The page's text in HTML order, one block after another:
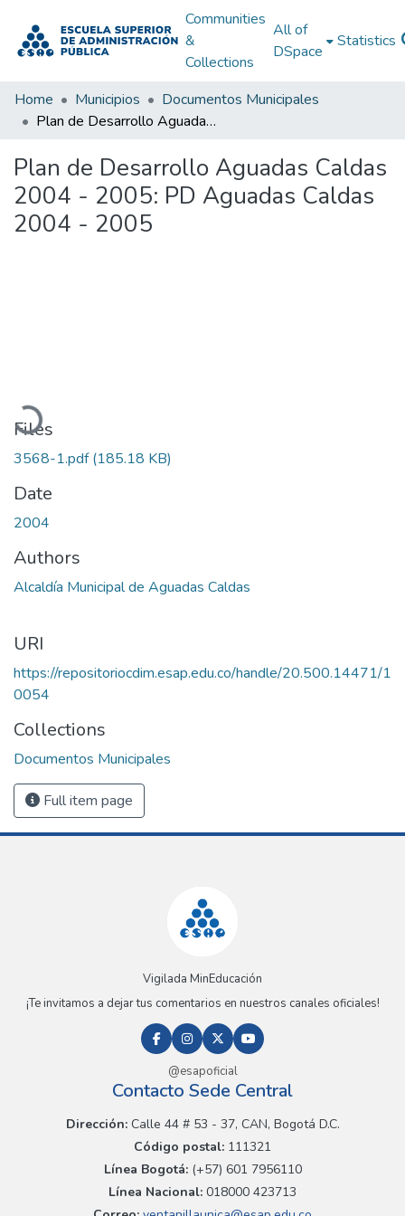
Communities
&
Collections
All of
DSpace
Statistics
Home Municipios
Documentos Municipales
Plan de Desarrollo Aguadas Caldas 2004 - 2005: PD Aguadas Caldas 2004 - 2005
Plan de Desarrollo Aguadas Caldas
2004 - 2005: PD Aguadas Caldas
2004 - 2005
Loading...
Files
3568-1.pdf(185.18 KB)
Date
2004
Authors
Alcaldía Municipal de Aguadas Caldas
URI
https://repositoriocdim.esap.edu.co/handle/20.500.14471/1
0054
Collections
Documentos Municipales
Full item page
Vigilada MinEducación
¡Te invitamos a dejar tus comentarios en nuestros canales oficiales!
@esapoficial
Contacto Sede Central
Dirección:Calle 44 # 53 - 37, CAN, Bogotá D.C.
Código postal: 111321
Línea Bogotá:(+57) 601 7956110
Línea Nacional: 018000 423713